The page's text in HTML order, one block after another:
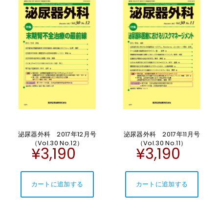
泌尿器外科 2017年12月号
（Vol.30 No.12）
¥3,190
泌尿器外科 2017年11月号
（Vol.30 No.11）
¥3,190